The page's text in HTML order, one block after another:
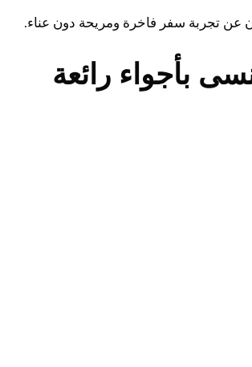
عن تجربة سفر فاخرة ومريحة دون عناء.
بأجواء رائعة